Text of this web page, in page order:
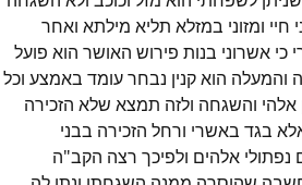
ומזוני במזלא תליא מילתא ואחר
אשרוני בנות פירוש האושר הוא פועל
הוא קנין נבחר עומד באמצע וכל
אלהי והשגחה ולזה תמצא שלא הזכירה
בגד באשרי ורחל הזכירה בבני
אלהים ולפיכך רצה הקב"ה